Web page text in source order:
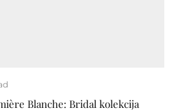
Blanche: Bridal kolekcija